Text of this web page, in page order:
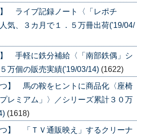
】 ライブ記録ノート〈「レポチ
気、３カ月で１．５万冊出荷('19/04/
】 手軽に鉄分補給〈「南部鉄偶」シ
万個の販売実績('19/03/14) (1622)
つ】 馬の鞍をヒントに商品化〈座椅
レミアム」〉／シリーズ累計３０万
(1618)
つ】 「ＴＶ通販映え」するクリーナ